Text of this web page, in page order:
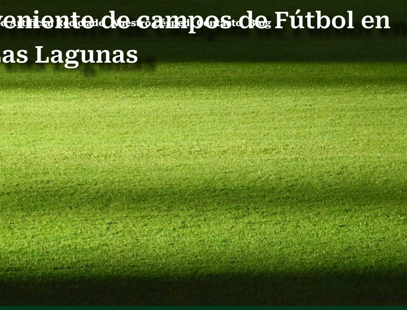
Artificial Reciclado Nuestro Césped Contacto Blog
de campos de Fútbol en
Lagunas